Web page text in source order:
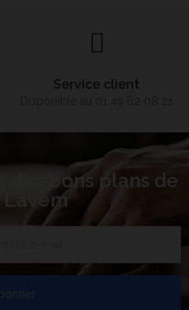
Service client
des bons plans de
Lavem